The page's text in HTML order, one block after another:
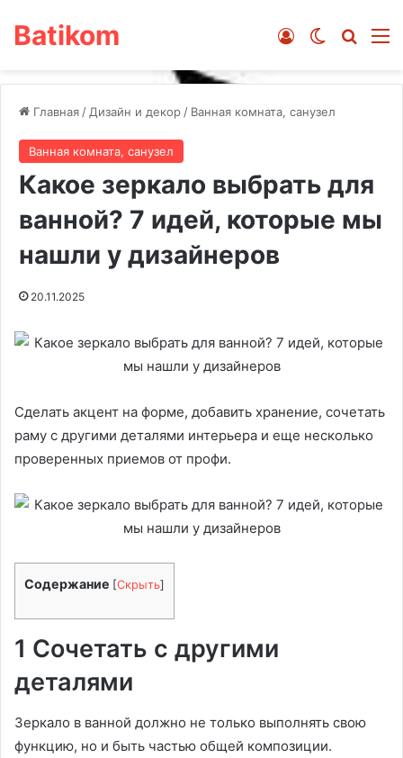
Batikom Switch skin
Войти
Главная / Дизайн и декор / Ванная комната, санузел
Ванная комната, санузел
Какое зеркало выбрать для
ванной? 7 идей, которые мы
нашли у дизайнеров
20.11.2025
Сделать акцент на форме, добавить хранение, сочетать
раму с другими деталями интерьера и еще несколько
проверенных приемов от профи.
Содержание [Скрыть]
1 Сочетать с другими
деталями
Зеркало в ванной должно не только выполнять свою
функцию, но и быть частью общей композиции.